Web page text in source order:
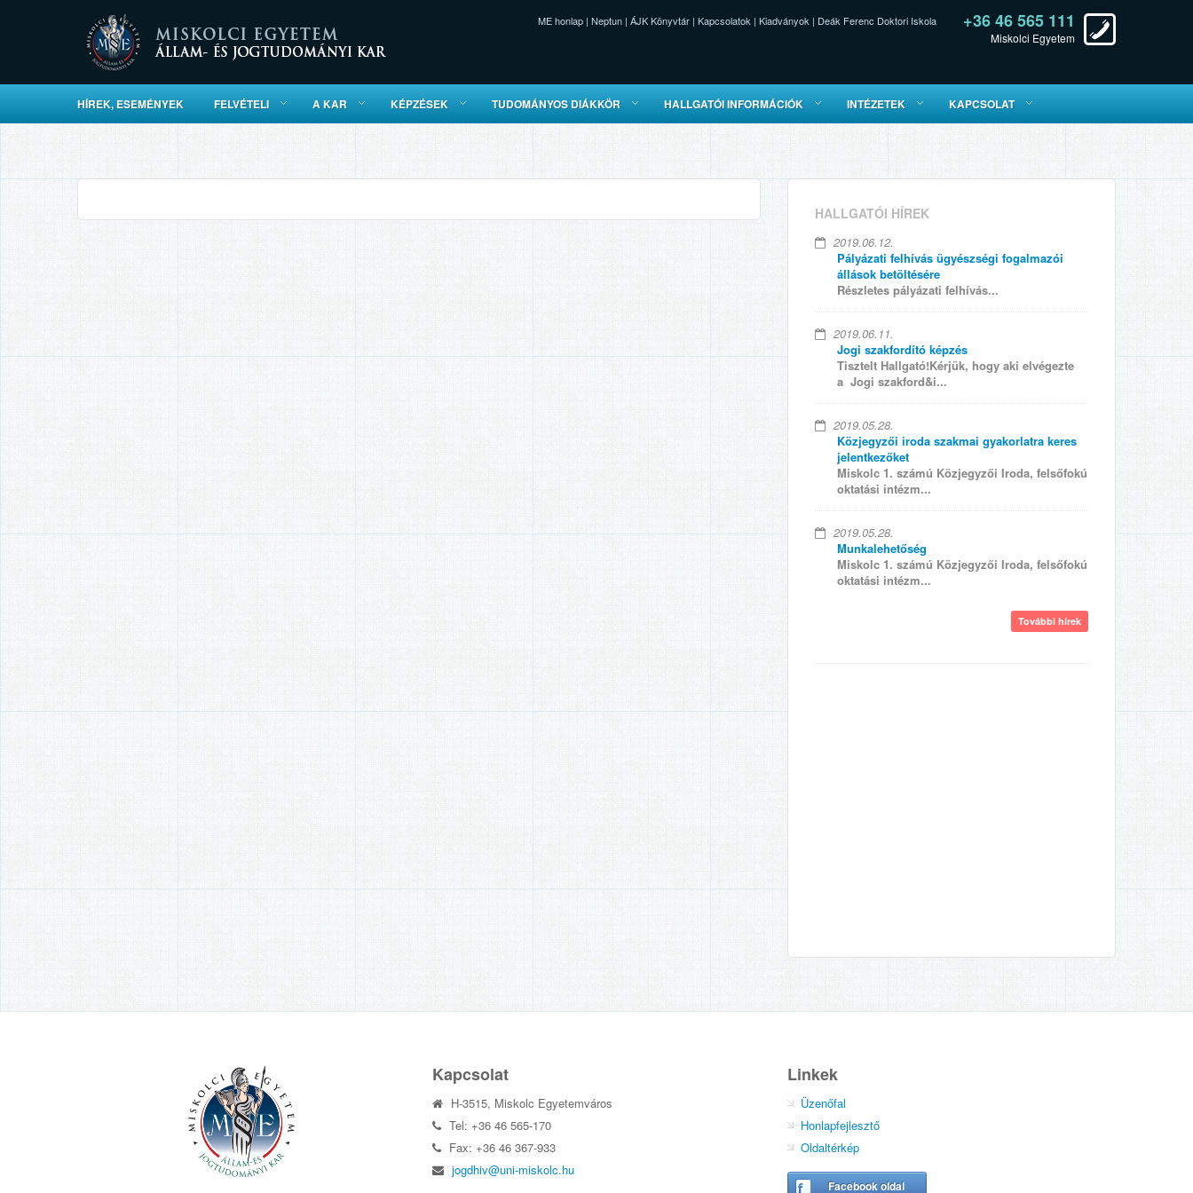
+36 46 565 111
Miskolci Egyetem
ME honlap | Neptun | ÁJK Könyvtár | Kapcsolatok | Kiadványok | Deák Ferenc Doktori Iskola
HÍREK, ESEMÉNYEK FELVÉTELI A KAR KÉPZÉSEK TUDOMÁNYOS DIÁKKÖR HALLGATÓI INFORMÁCIÓK INTÉZETEK KAPCSOLAT
HALLGATÓI HÍREK
2019.06.12.
Pályázati felhívás ügyészségi fogalmazói
állások betöltésére
Részletes pályázati felhívás...
2019.06.11.
Jogi szakfordító képzés
Tisztelt Hallgató!Kérjük, hogy aki elvégezte
a Jogi szakford&i...
2019.05.28.
Közjegyzői iroda szakmai gyakorlatra keres
jelentkezőket
Miskolc 1. számú Közjegyzői Iroda, felsőfokú
oktatási intézm...
2019.05.28.
Munkalehetőség
Miskolc 1. számú Közjegyzői Iroda, felsőfokú
oktatási intézm...
További hírek
Kapcsolat
H-3515, Miskolc Egyetemváros
Tel: +36 46 565-170
Fax: +36 46 367-933
jogdhiv@uni-miskolc.hu
Linkek
Üzenőfal
Honlapfejlesztő
Oldaltérkép
Facebook oldal